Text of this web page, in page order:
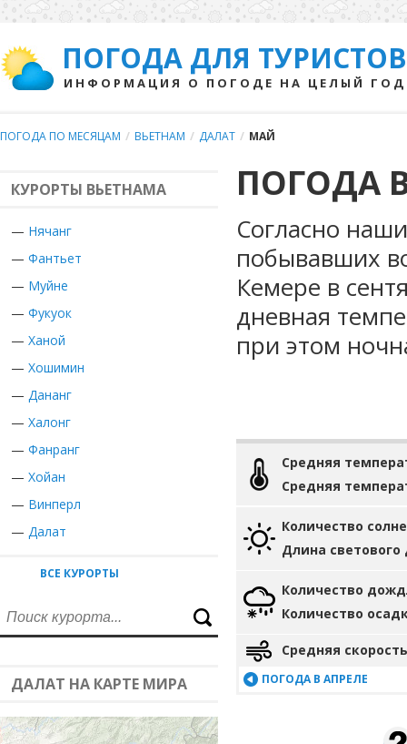
ПОГОДА ДЛЯ ТУРИСТОВ
ИНФОРМАЦИЯ О ПОГОДЕ НА ЦЕЛЫЙ ГОД
ПОГОДА ПО МЕСЯЦАМ / ВЬЕТНАМ / ДАЛАТ / МАЙ
КУРОРТЫ ВЬЕТНАМА
— Нячанг
— Фантьет
— Муйне
— Фукуок
— Ханой
— Хошимин
— Дананг
— Халонг
— Фанранг
— Хойан
— Винперл
— Далат
ВСЕ КУРОРТЫ
ДАЛАТ НА КАРТЕ МИРА
ПОГОДА
Согласно
побывавших
Кемере в
дневная
при этом
Средняя
Средняя
Количество
Длина светового
Количество
Количество
Средняя
ПОГОДА В АПРЕЛЕ